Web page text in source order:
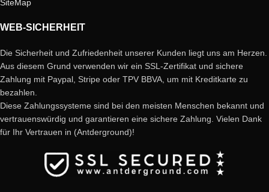
SiteMap
WEB-SICHERHEIT
Die Sicherheit und Zufriedenheit unserer Kunden liegt uns am Herzen.
Aus diesem Grund verwenden wir ein SSL-Zertifikat und sichere
Zahlung mit Paypal, Stripe oder TPV BBVA, um mit Kreditkarte zu
bezahlen.
Diese Zahlungssysteme sind bei den meisten Menschen bekannt und
vertrauenswürdig und garantieren eine sichere Zahlung. Vielen Dank
für Ihr Vertrauen in (Antderground)!